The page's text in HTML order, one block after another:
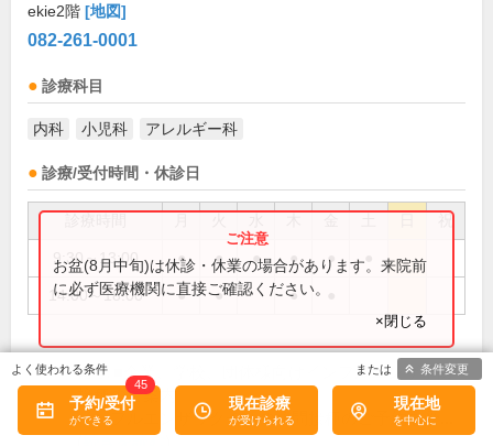
ekie2階 [地図]
082-261-0001
診療科目
内科 小児科 アレルギー科
診療/受付時間・休診日
祝
9:30～13:00 ● ● ● ● ●
14:00～18:00 ● ● ●
お盆(8月中旬)は休診・休業の場合があります。来院前
に必ず医療機関に直接ご確認ください。
×閉じる
備考:
■企業、学校、団体様向けインフルエンザ予防
接種のご案内
インフルエンザワクチンの訪問接種のご予約を受...
予約/受付
45
現在診療 現在地
条件変更